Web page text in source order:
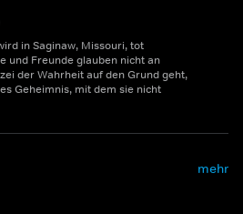
in Saginaw, Missouri, tot
und Freunde glauben nicht an
der Wahrheit auf den Grund geht,
Geheimnis, mit dem sie nicht
mehr